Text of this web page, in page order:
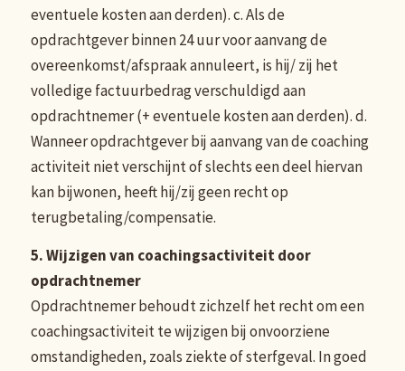
eventuele kosten aan derden). c. Als de
opdrachtgever binnen 24 uur voor aanvang de
overeenkomst/afspraak annuleert, is hij/ zij het
volledige factuurbedrag verschuldigd aan
opdrachtnemer (+ eventuele kosten aan derden). d.
Wanneer opdrachtgever bij aanvang van de coaching
activiteit niet verschijnt of slechts een deel hiervan
kan bijwonen, heeft hij/zij geen recht op
terugbetaling/compensatie.
5. Wijzigen van coachingsactiviteit door
opdrachtnemer
Opdrachtnemer behoudt zichzelf het recht om een
coachingsactiviteit te wijzigen bij onvoorziene
omstandigheden, zoals ziekte of sterfgeval. In goed